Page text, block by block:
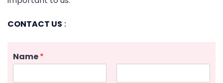
CONTACT US :
Name*